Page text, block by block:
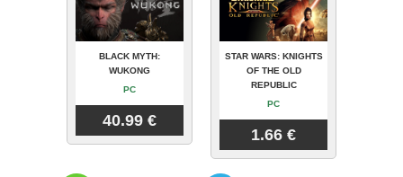
BLACK MYTH:
WUKONG
PC
40.99 €
STAR WARS: KNIGHTS
OF THE OLD
REPUBLIC
PC
1.66 €